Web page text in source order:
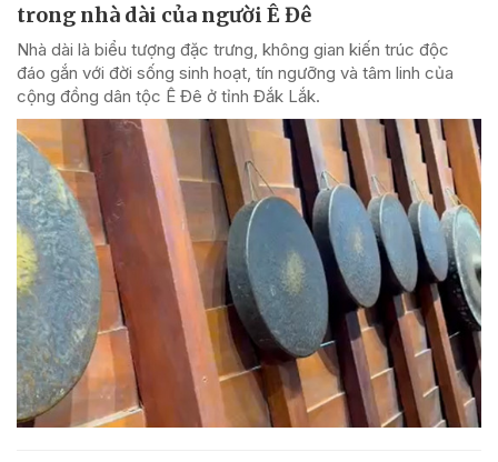
trong nhà dài của người Ê Đê
Nhà dài là biểu tượng đặc trưng, không gian kiến trúc độc
đáo gắn với đời sống sinh hoạt, tín ngưỡng và tâm linh của
cộng đồng dân tộc Ê Đê ở tỉnh Đắk Lắk.